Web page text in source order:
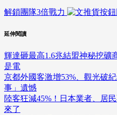
解鎖團隊3倍戰力
延伸閱讀
輝達砸最高1.6兆結盟神秘挖礦
是電
京都外國客激增53%、觀光破
事」遺憾
陸客狂減45%！日本業者、居
來了